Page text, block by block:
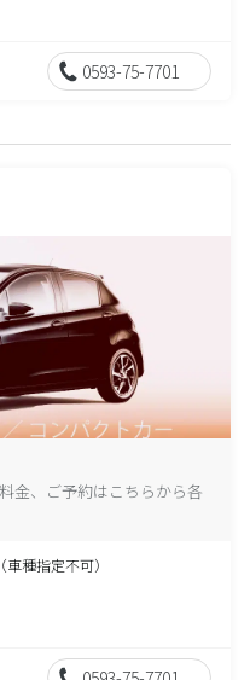
0593-75-7701
金、ご予約はこちらから各
種指定不可）